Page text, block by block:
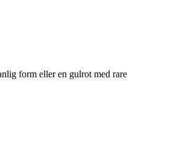
form eller en gulrot med rare